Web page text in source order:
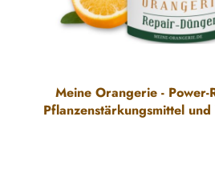
Meine Orangerie - Power-
Pflanzenstärkungsmittel